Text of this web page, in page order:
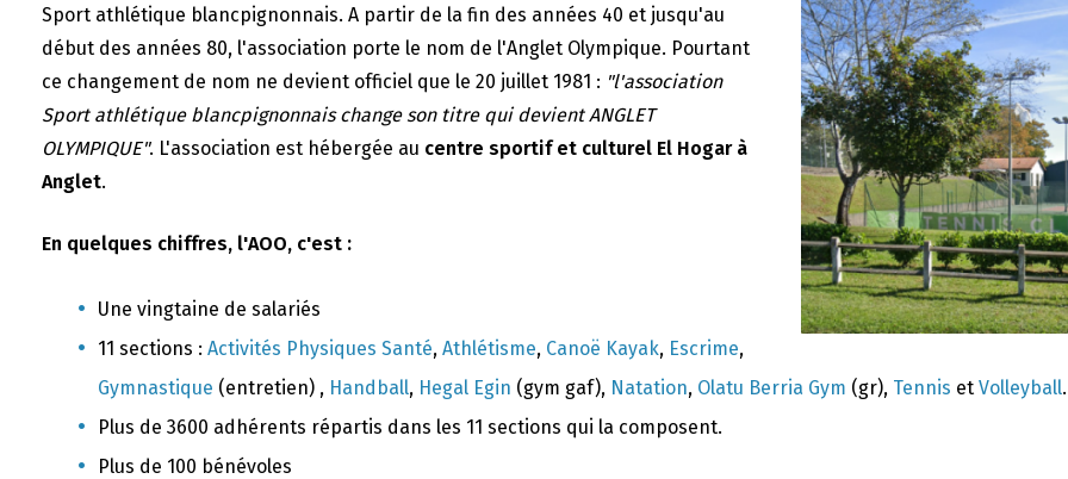
Sport athlétique blancpignonnais. A partir de la fin des années 40 et jusqu'au
début des années 80, l'association porte le nom de l'Anglet Olympique. Pourtant
ce changement de nom ne devient officiel que le 20 juillet 1981 : "l'association
Sport athlétique blancpignonnais change son titre qui devient ANGLET
OLYMPIQUE". L'association est hébergée au centre sportif et culturel El Hogar à
Anglet.
En quelques chiffres, l'AOO, c'est :
Une vingtaine de salariés
11 sections : Activités Physiques Santé, Athlétisme, Canoë Kayak, Escrime,
Gymnastique (entretien) , Handball, Hegal Egin (gym gaf), Natation, Olatu Berria Gym (gr), Tennis et Volleyball.
Plus de 3600 adhérents répartis dans les 11 sections qui la composent.
Plus de 100 bénévoles